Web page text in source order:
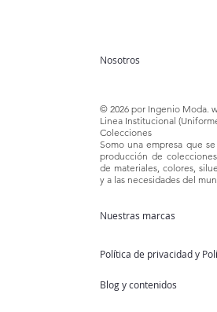
Nosotros
© 2026 por Ingenio Moda.
Linea Institucional
Colecciones
Somo una empresa que
producción de
de materiales, colores,
y a las necesidades del
Nuestras marcas
Política de privacidad y
Blog y contenidos